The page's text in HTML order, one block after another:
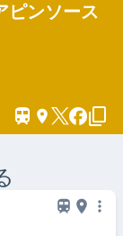
ピンソース